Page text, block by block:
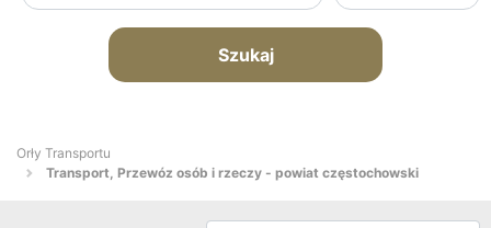
Szukaj
Orły Transportu
Transport, Przewóz osób i rzeczy - powiat częstochowski